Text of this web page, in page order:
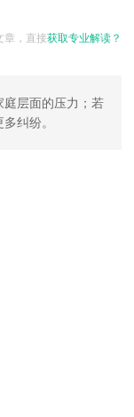
章，直接获取专业解读？
庭层面的压力；若
纠纷。